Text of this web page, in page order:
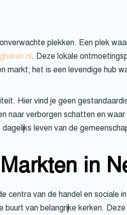
plekken. Een plek
. Deze lokale
markt; het is een levendige hub
Hier vind je geen
naar verborgen schatten en
leven van de
in
centra van de handel en sociale
van belangrijke kerken.